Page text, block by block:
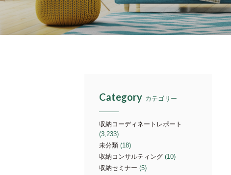
Category カテゴリー
収納コーディネートレポート
(3,233)
未分類 (18)
収納コンサルティング (10)
収納セミナー (5)